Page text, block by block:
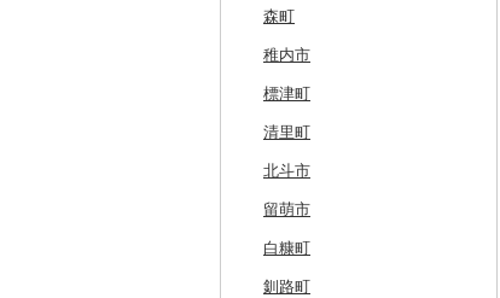
森町
稚内市
標津町
清里町
北斗市
留萌市
白糠町
釧路町